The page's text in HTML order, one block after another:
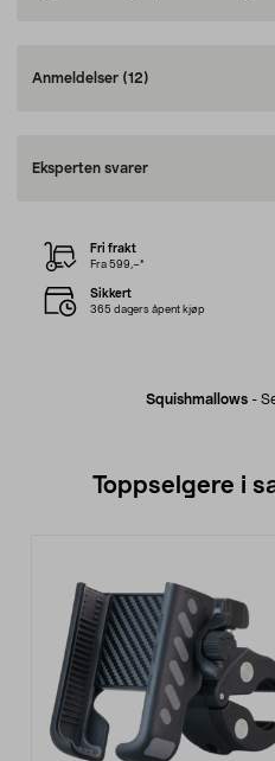
Anmeldelser (12)
Eksperten svarer
Squishmallows -
Fri frakt
Fra 599,–*
Sikkert
365 dagers åpent kjøp
Toppselgere i